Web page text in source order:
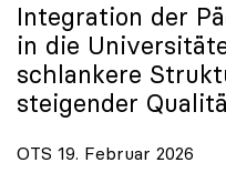
Integration der
in die
schlankere
steigender
OTS 19. Februar 2026